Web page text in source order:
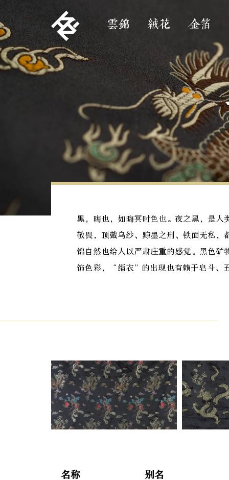
雲錦 絨花 金箔
黑，晦也，如晦冥时色也。夜之黑，是人
敬畏，顶戴乌纱、黥墨之刑、铁面无私，
锦自然也给人以严肃庄重的感觉。黑色矿
饰色彩，“缁衣”的出现也有赖于皂斗、
名称 别名